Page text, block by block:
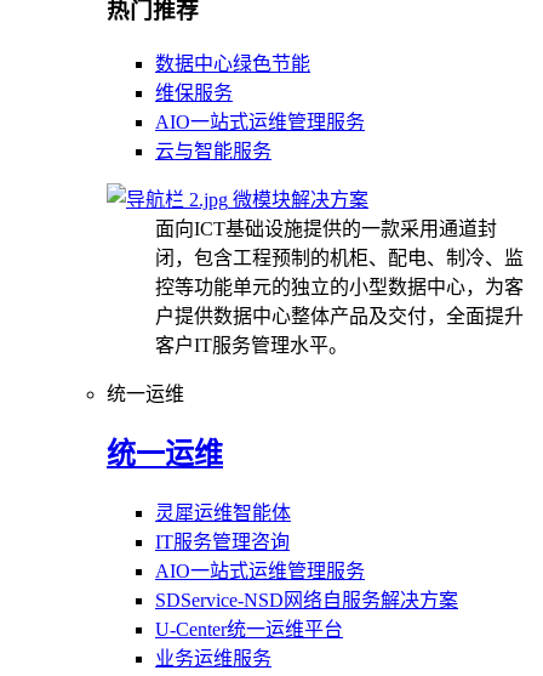
热门推荐
数据中心绿色节能
维保服务
AIO一站式运维管理服务
云与智能服务
微模块解决方案
面向ICT基础设施提供的一款采用通道封
闭，包含工程预制的机柜、配电、制冷、监
控等功能单元的独立的小型数据中心，为客
户提供数据中心整体产品及交付，全面提升
客户IT服务管理水平。
统一运维
统一运维
灵犀运维智能体
IT服务管理咨询
AIO一站式运维管理服务
SDService-NSD网络自服务解决方案
U-Center统一运维平台
业务运维服务